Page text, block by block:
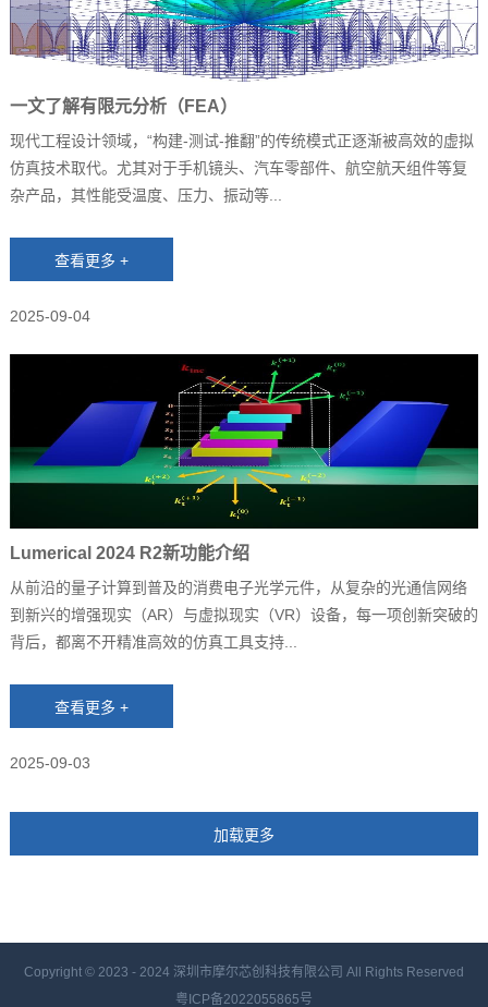
一文了解有限元分析（FEA）
现代工程设计领域，“构建-测试-推翻”的传统模式正逐渐被高效的虚拟
仿真技术取代。尤其对于手机镜头、汽车零部件、航空航天组件等复
杂产品，其性能受温度、压力、振动等...
2025-09-04
Lumerical 2024 R2新功能介绍
从前沿的量子计算到普及的消费电子光学元件，从复杂的光通信网络
到新兴的增强现实（AR）与虚拟现实（VR）设备，每一项创新突破的
背后，都离不开精准高效的仿真工具支持...
2025-09-03
Copyright © 2023 - 2024 深圳市摩尔芯创科技有限公司 All Rights Reserved
粤ICP备2022055865号